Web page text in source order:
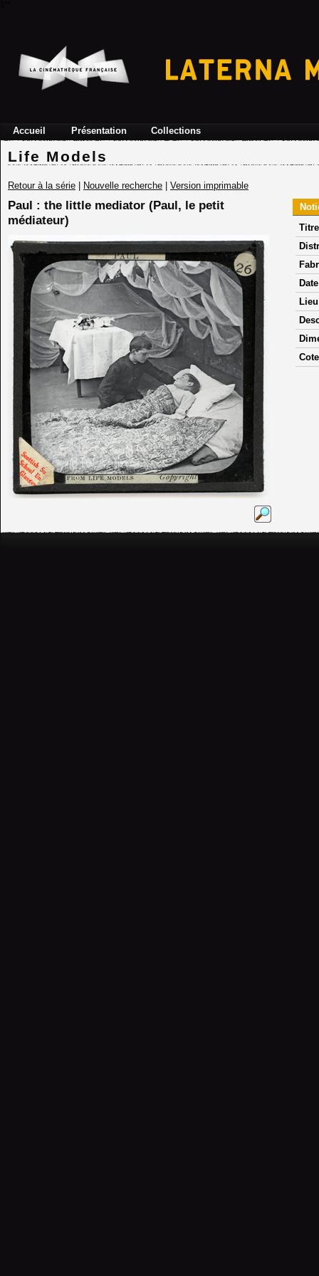
Accueil Présentation Collections
Life Models
Retour à la série Nouvelle recherche Version imprimable
Paul : the little mediator (Paul, le petit
médiateur)
Titre
Date
Cote